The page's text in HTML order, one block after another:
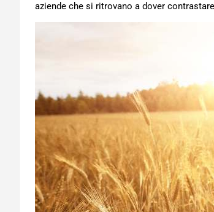
aziende che si ritrovano a dover